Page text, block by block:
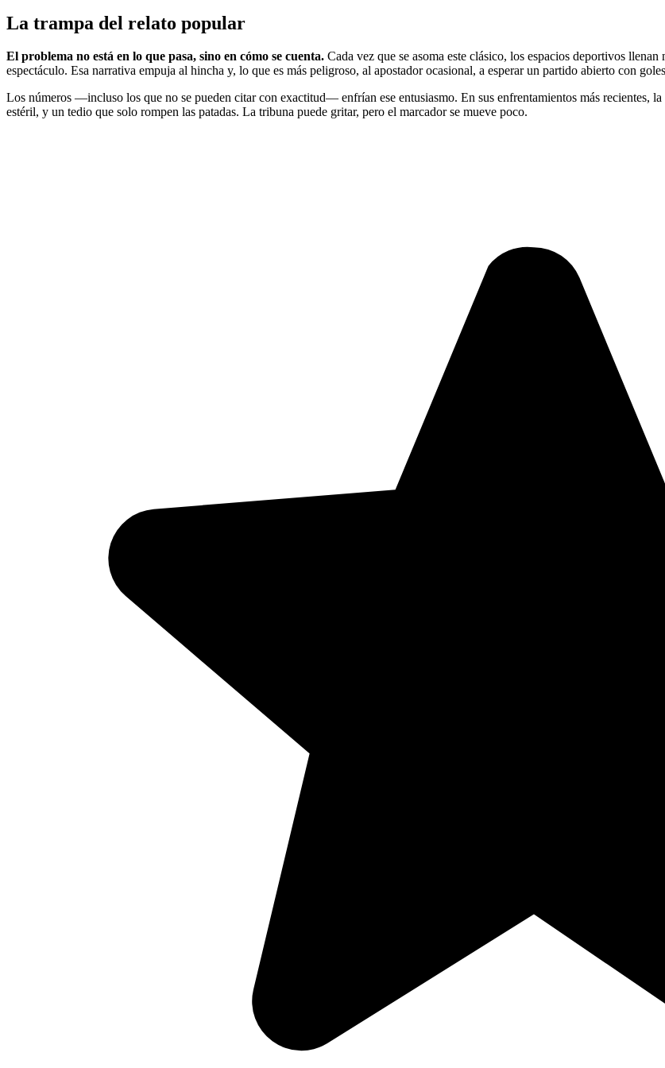
La trampa del relato popular
El problema no está en lo que pasa, sino en cómo se cuenta. Cada vez que se asoma este clásico, los espacios deportivos
espectáculo. Esa narrativa empuja al hincha y, lo que es más peligroso, al apostador ocasional, a esperar un partido abierto con
Los números —incluso los que no se pueden citar con exactitud— enfrían ese entusiasmo. En sus enfrentamientos más recientes,
estéril, y un tedio que solo rompen las patadas. La tribuna puede gritar, pero el marcador se mueve poco.